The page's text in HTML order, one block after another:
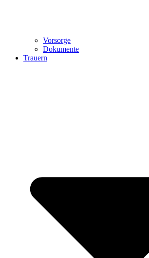
Vorsorge
Dokumente
Trauern